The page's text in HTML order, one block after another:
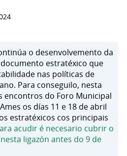
o desenvolvemento da
estratéxico que
nas políticas de
Para conseguilo, nesta
encontros do Foro Municipal
os días 11 e 18 de abril
estratéxicos cos principais
acudir é necesario cubrir o
ligazón antes do 9 de